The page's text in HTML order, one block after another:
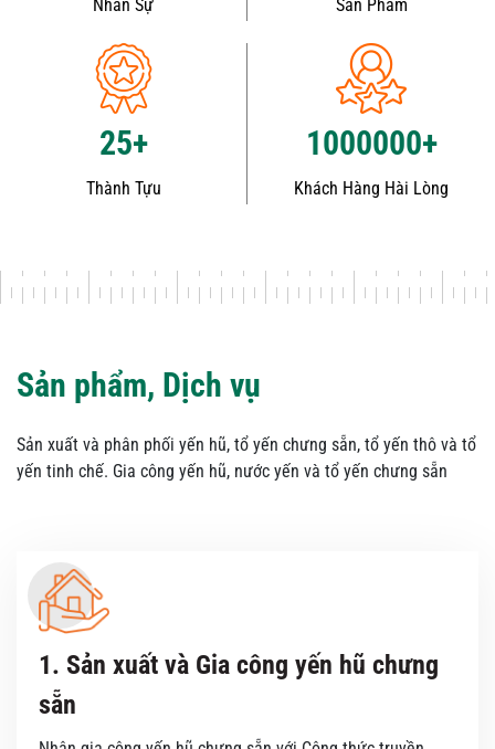
Nhân Sự Sản Phẩm
25+
Thành Tựu
1000000+
Khách Hàng Hài Lòng
Sản phẩm, Dịch vụ
Sản xuất và phân phối yến hũ, tổ yến chưng sẵn, tổ yến thô và tổ
yến tinh chế. Gia công yến hũ, nước yến và tổ yến chưng sẵn
1. Sản xuất và Gia công yến hũ chưng
sẵn